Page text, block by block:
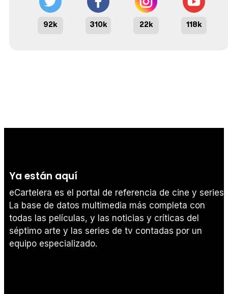
92k 310k 22k 118k
Ya están aquí
eCartelera es el portal de referencia de cine y series.
La base de datos multimedia más completa con
todas las películas, y las noticias y críticas del
séptimo arte y las series de tv contadas por un
equipo especializado.